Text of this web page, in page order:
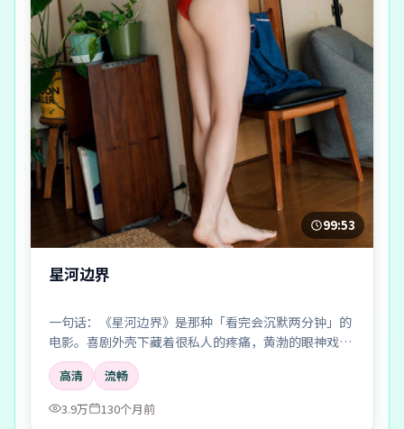
99:53
星河边界
一句话：《星河边界》是那种「看完会沉默两分钟」的
电影。喜剧外壳下藏着很私人的疼痛，黄渤的眼神戏尤
其要命。
高清
流畅
3.9万
130个月前